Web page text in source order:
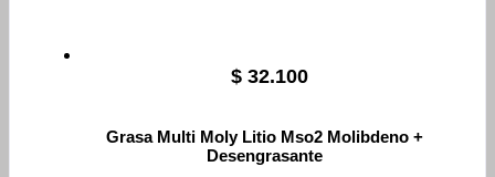
$ 32.100
Grasa Multi Moly Litio Mso2 Molibdeno +
Desengrasante